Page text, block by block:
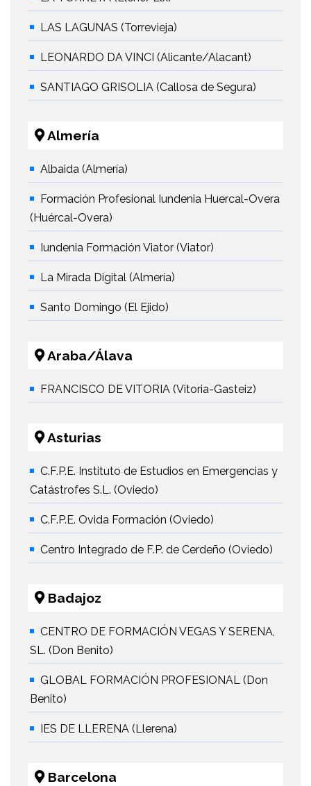
LAS LAGUNAS (Torrevieja)
LEONARDO DA VINCI (Alicante/Alacant)
SANTIAGO GRISOLIA (Callosa de Segura)
Almería
Albaida (Almería)
Formación Profesional Iundenia Huercal-Overa
(Huércal-Overa)
Iundenia Formación Viator (Viator)
La Mirada Digital (Almería)
Santo Domingo (El Ejido)
Araba/Álava
FRANCISCO DE VITORIA (Vitoria-Gasteiz)
Asturias
C.F.P.E. Instituto de Estudios en Emergencias y
Catástrofes S.L. (Oviedo)
C.F.P.E. Ovida Formación (Oviedo)
Centro Integrado de F.P. de Cerdeño (Oviedo)
Badajoz
CENTRO DE FORMACIÓN VEGAS Y SERENA,
SL. (Don Benito)
GLOBAL FORMACIÓN PROFESIONAL (Don
Benito)
IES DE LLERENA (Llerena)
Barcelona